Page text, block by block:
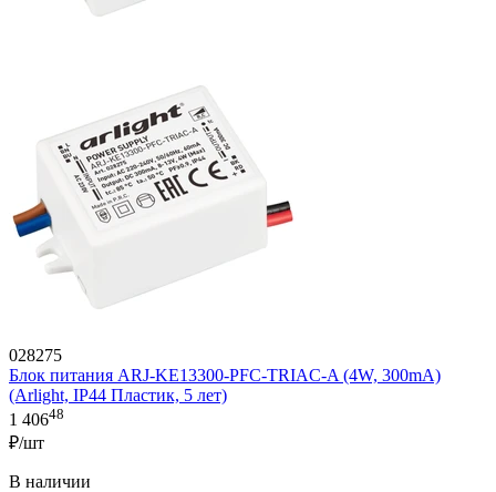
028275
Блок питания ARJ-KE13300-PFC-TRIAC-A (4W, 300mA)
(Arlight, IP44 Пластик, 5 лет)
1 40648
₽/шт
В наличии